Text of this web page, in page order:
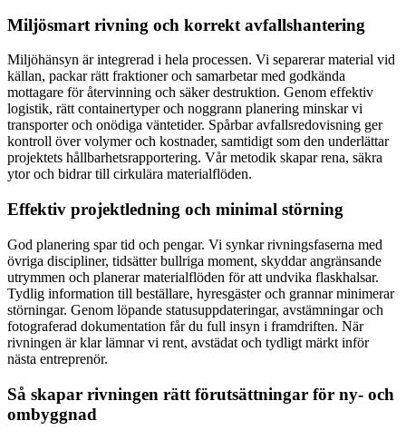
Miljösmart rivning och korrekt avfallshantering
Miljöhänsyn är integrerad i hela processen. Vi separerar material vid
källan, packar rätt fraktioner och samarbetar med godkända
mottagare för återvinning och säker destruktion. Genom effektiv
logistik, rätt containertyper och noggrann planering minskar vi
transporter och onödiga väntetider. Spårbar avfallsredovisning ger
kontroll över volymer och kostnader, samtidigt som den underlättar
projektets hållbarhetsrapportering. Vår metodik skapar rena, säkra
ytor och bidrar till cirkulära materialflöden.
Effektiv projektledning och minimal störning
God planering spar tid och pengar. Vi synkar rivningsfaserna med
övriga discipliner, tidsätter bullriga moment, skyddar angränsande
utrymmen och planerar materialflöden för att undvika flaskhalsar.
Tydlig information till beställare, hyresgäster och grannar minimerar
störningar. Genom löpande statusuppdateringar, avstämningar och
fotograferad dokumentation får du full insyn i framdriften. När
rivningen är klar lämnar vi rent, avstädat och tydligt märkt inför
nästa entreprenör.
Så skapar rivningen rätt förutsättningar för ny- och
ombyggnad